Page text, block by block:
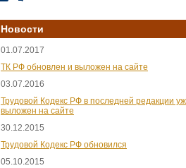
Новости
01.07.2017
ТК РФ обновлен и выложен на сайте
03.07.2016
Трудовой Кодекс РФ в последней редакции
выложен на сайте
30.12.2015
Трудовой Кодекс РФ обновился
05.10.2015